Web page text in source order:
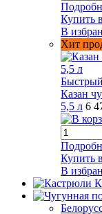
Купить
В
Хит
Казан
5,5 л 6
Купить
В